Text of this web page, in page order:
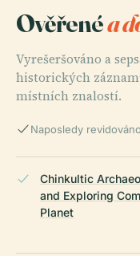
Ověřenéa
Vyrešeršováno a
historických
místních znalostí.
Naposledy
Chinkultic
and Exploring
Planet